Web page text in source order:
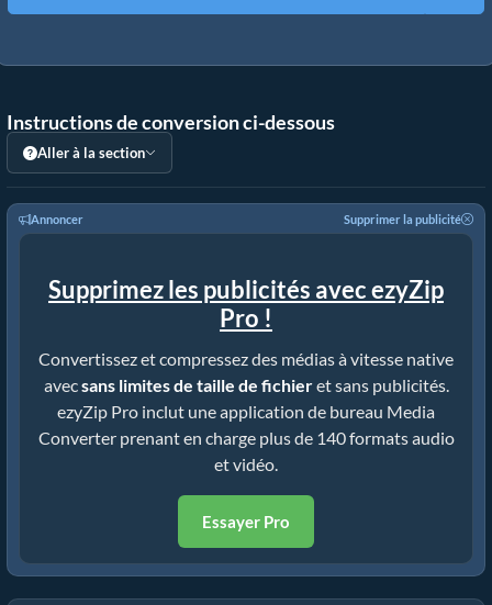
Autres outils
Instructions de conversion ci-dessous
Aller à la section
Annoncer Supprimer la publicité
Supprimez les publicités avec ezyZip
Pro !
Convertissez et compressez des médias à vitesse native
avecsans limites de taille de fichieret sans publicités.
ezyZip Pro inclut une application de bureau Media
Converter prenant en charge plus de 140 formats audio
et vidéo.
Essayer Pro